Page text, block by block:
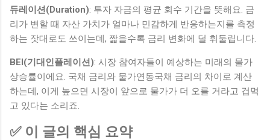
듀레이션(Duration): 투자 자금의 평균 회수 기간을 뜻해요. 금
리가 변할 때 자산 가치가 얼마나 민감하게 반응하는지를 측정
하는 잣대로도 쓰이는데, 짧을수록 금리 변화에 덜 휘둘립니다.
BEI(기대인플레이션): 시장 참여자들이 예상하는 미래의 물가
상승률이에요. 국채 금리와 물가연동국채 금리의 차이로 계산
하는데, 이게 높으면 시장이 앞으로 물가가 더 오를 거라고 겁먹
고 있다는 소리죠.
✅ 이 글의 핵심 요약